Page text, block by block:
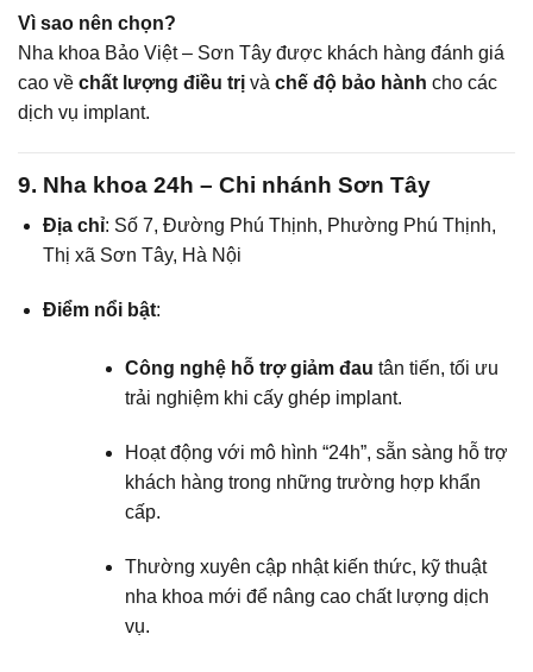
Vì sao nên chọn?
Nha khoa Bảo Việt – Sơn Tây được khách hàng đánh giá
cao về chất lượng điều trị và chế độ bảo hành cho các
dịch vụ implant.
9. Nha khoa 24h – Chi nhánh Sơn Tây
Địa chỉ: Số 7, Đường Phú Thịnh, Phường Phú Thịnh,
Thị xã Sơn Tây, Hà Nội
Điểm nổi bật:
Công nghệ hỗ trợ giảm đau tân tiến, tối ưu
trải nghiệm khi cấy ghép implant.
Hoạt động với mô hình “24h”, sẵn sàng hỗ trợ
khách hàng trong những trường hợp khẩn
cấp.
Thường xuyên cập nhật kiến thức, kỹ thuật
nha khoa mới để nâng cao chất lượng dịch
vụ.